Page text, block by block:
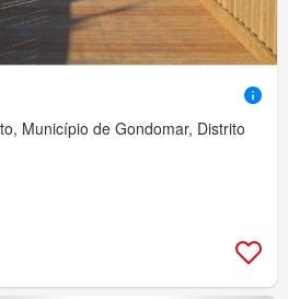
Município de Gondomar, Distrito